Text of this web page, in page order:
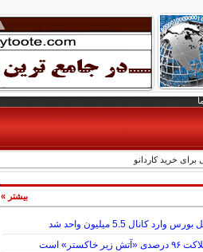
برای خرید کاردانو
کانال 5.5 میلیون واحد شد
خاکستر» است
بیشتر »